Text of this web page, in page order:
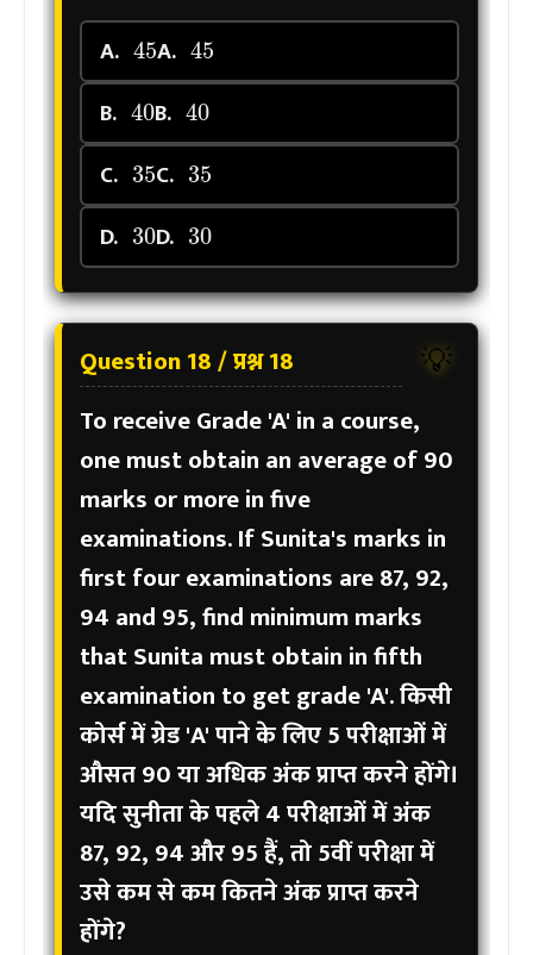
A.
45
A.
45
B.
40
B.
40
C.
35
C.
35
D.
30
D.
30
💡
Question 18 / प्रश्न 18
To receive Grade 'A' in a course,
one must obtain an average of 90
marks or more in five
examinations. If Sunita's marks in
first four examinations are 87, 92,
94 and 95, find minimum marks
that Sunita must obtain in fifth
examination to get grade 'A'.किसी
कोर्स में ग्रेड 'A' पाने के लिए 5 परीक्षाओं में
औसत 90 या अधिक अंक प्राप्त करने होंगे।
यदि सुनीता के पहले 4 परीक्षाओं में अंक
87, 92, 94 और 95 हैं, तो 5वीं परीक्षा में
उसे कम से कम कितने अंक प्राप्त करने
होंगे?